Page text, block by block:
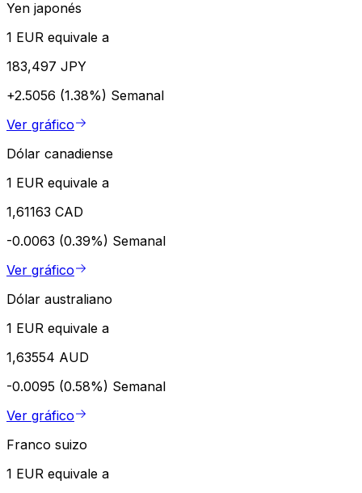
Yen japonés
1 EUR equivale a
183,497 JPY
+2.5056 (1.38%) Semanal
Ver gráfico
Dólar canadiense
1 EUR equivale a
1,61163 CAD
-0.0063 (0.39%) Semanal
Ver gráfico
Dólar australiano
1 EUR equivale a
1,63554 AUD
-0.0095 (0.58%) Semanal
Ver gráfico
Franco suizo
1 EUR equivale a